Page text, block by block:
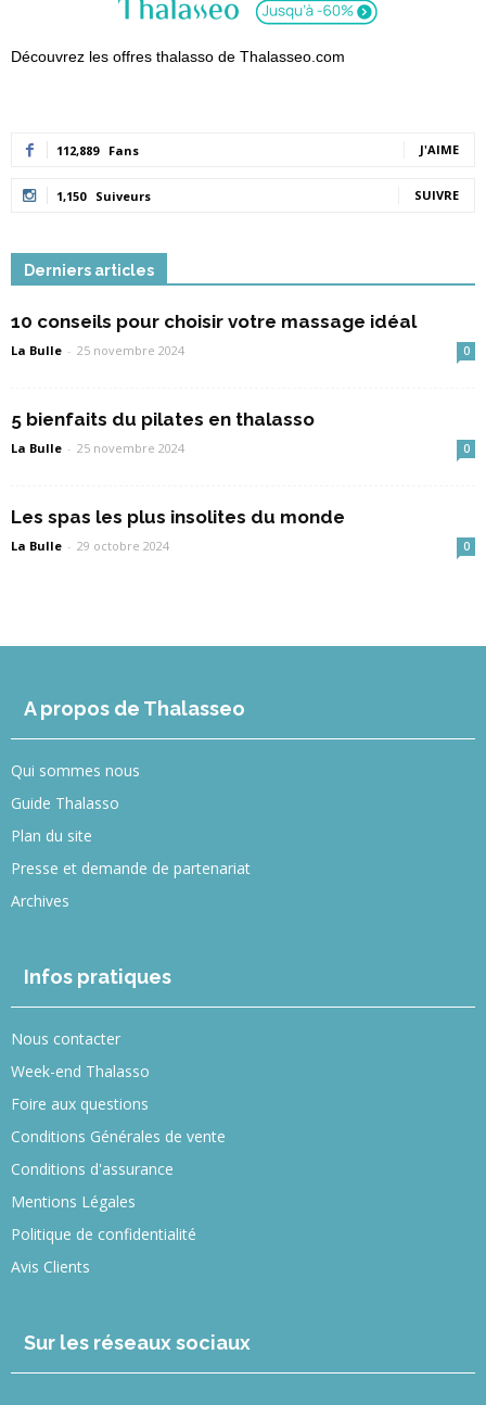
Découvrez les offres thalasso de Thalasseo.com
112,889 Fans J'AIME
1,150 Suiveurs SUIVRE
Derniers articles
10 conseils pour choisir votre massage idéal
La Bulle - 25 novembre 2024 0
5 bienfaits du pilates en thalasso
La Bulle - 25 novembre 2024 0
Les spas les plus insolites du monde
La Bulle - 29 octobre 2024 0
A propos de Thalasseo
Qui sommes nous
Guide Thalasso
Plan du site
Presse et demande de partenariat
Archives
Infos pratiques
Nous contacter
Week-end Thalasso
Foire aux questions
Conditions Générales de vente
Conditions d'assurance
Mentions Légales
Politique de confidentialité
Avis Clients
Sur les réseaux sociaux